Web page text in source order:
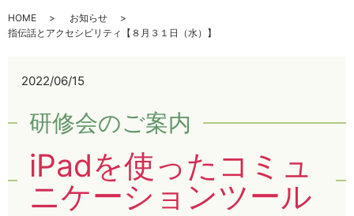
HOME
お知らせ
指伝話とアクセシビリティ【８月３１日（水）】
2022/06/15
研修会のご案内
iPadを使ったコミュ
ニケーションツール